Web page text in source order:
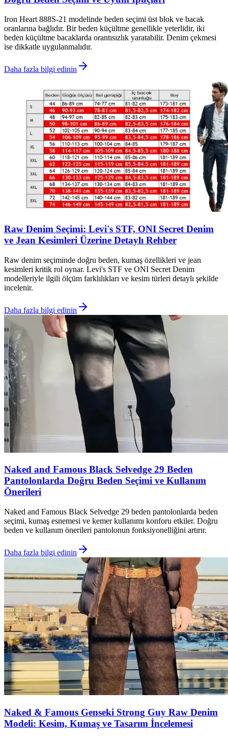
Iron Heart 888S-21 modelinde beden seçimi üst blok ve bacak
oranlarına bağlıdır. Bir beden küçültme genellikle yeterlidir, iki
beden küçültme bacaklarda orantısızlık yaratabilir. Denim çekmesi
ise dikkatle uygulanmalıdır.
Daha fazla bilgi edinin
Raw Denim Seçimi: Levi's STF, ONI Secret Denim
ve Jean Kesimleri Üzerine Detaylı Rehber
Raw denim seçiminde doğru beden, kumaş özellikleri ve jean
kesimleri kritik rol oynar. Levi's STF ve ONI Secret Denim
modelleriyle ilgili ölçüm farklılıkları ve kesim türleri detaylı şekilde
incelenir.
Daha fazla bilgi edinin
Naked and Famous Black Selvedge 29 Beden
Pantolonlarda Doğru Beden Seçimi ve Kullanım
Önerileri
Naked and Famous Black Selvedge 29 beden pantolonlarda beden
seçimi, kumaş esnemesi ve kemer kullanımı konforu etkiler. Doğru
beden ve kullanım önerileri pantolonun fonksiyonelliğini artırır.
Daha fazla bilgi edinin
Naked & Famous Genseki Strong Guy Raw Denim
Modeli: Kesim, Kumaş ve Tasarım İncelemesi